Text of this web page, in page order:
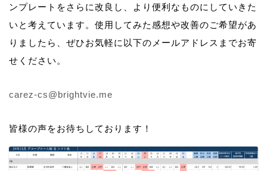
ンプレートをさらに改良し、より便利なものにしていきた
いと考えています。使用してみた感想や改善のご希望があ
りましたら、ぜひお気軽に以下のメールアドレスまでお寄
せください。
carez-cs@brightvie.me
皆様の声をお待ちしております！